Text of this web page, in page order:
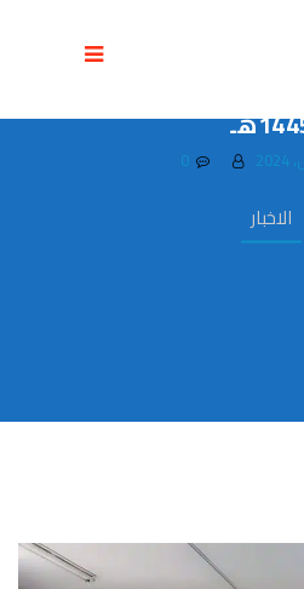
الاخبار
المعلومات تدشن
للعام الجامعي
0